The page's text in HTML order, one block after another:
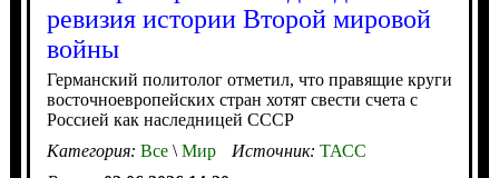
ревизия истории Второй мировой
войны
Германский политолог отметил, что правящие круги
восточноевропейских стран хотят свести счета с
Россией как наследницей СССР
Категория: Все\Мир Источник: ТАСС